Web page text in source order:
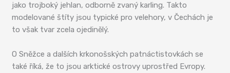
jako trojboký jehlan, odborně zvaný karling. Takto
modelované štíty jsou typické pro velehory, v Čechách je
to však tvar zcela ojedinělý.
O Sněžce a dalších krkonošských patnáctistovkách se
také říká, že to jsou arktické ostrovy uprostřed Evropy.